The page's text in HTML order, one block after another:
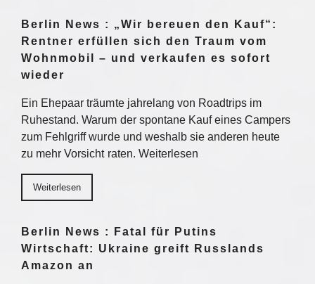
Berlin News : „Wir bereuen den Kauf“:
Rentner erfüllen sich den Traum vom
Wohnmobil – und verkaufen es sofort
wieder
Ein Ehepaar träumte jahrelang von Roadtrips im
Ruhestand. Warum der spontane Kauf eines Campers
zum Fehlgriff wurde und weshalb sie anderen heute
zu mehr Vorsicht raten. Weiterlesen
Weiterlesen
Berlin News : Fatal für Putins
Wirtschaft: Ukraine greift Russlands
Amazon an